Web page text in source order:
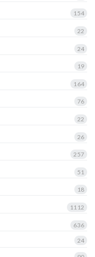
154
22
24
19
164
76
22
26
257
51
18
1112
636
24